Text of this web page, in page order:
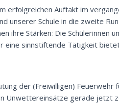
erfolgreichen Auftakt im
unserer Schule in die zweite
ihre Stärken: Die Schülerinnen
eine sinnstiftende Tätigkeit
der (Freiwilligen) Feuerwehr
Unwettereinsätze gerade jetzt